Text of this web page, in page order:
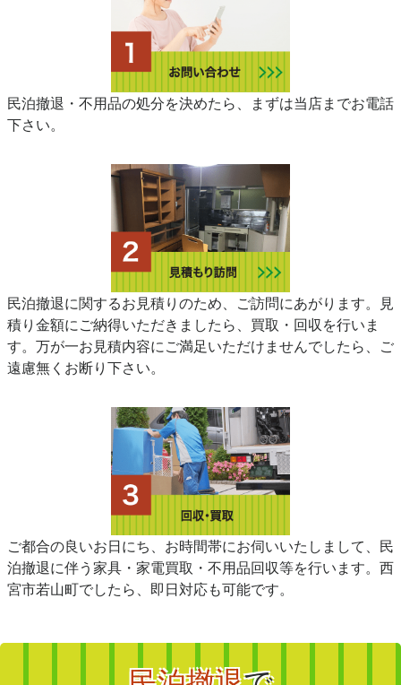
民泊撤退・不用品の処分を決めたら、まずは当店までお電話
下さい。
民泊撤退に関するお見積りのため、ご訪問にあがります。見
積り金額にご納得いただきましたら、買取・回収を行いま
す。万が一お見積内容にご満足いただけませんでしたら、ご
遠慮無くお断り下さい。
ご都合の良いお日にち、お時間帯にお伺いいたしまして、民
泊撤退に伴う家具・家電買取・不用品回収等を行います。西
宮市若山町でしたら、即日対応も可能です。